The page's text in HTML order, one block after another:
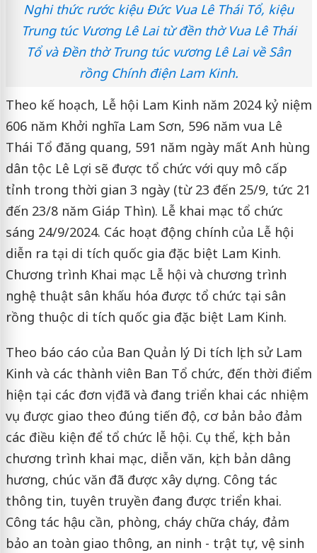
Nghi thức rước kiệu Đức Vua Lê Thái Tổ, kiệu
Trung túc Vương Lê Lai từ đền thờ Vua Lê Thái
Tổ và Đền thờ Trung túc vương Lê Lai về Sân
rồng Chính điện Lam Kinh.
Theo kế hoạch, Lễ hội Lam Kinh năm 2024 kỷ niệm
606 năm Khởi nghĩa Lam Sơn, 596 năm vua Lê
Thái Tổ đăng quang, 591 năm ngày mất Anh hùng
dân tộc Lê Lợi sẽ được tổ chức với quy mô cấp
tỉnh trong thời gian 3 ngày (từ 23 đến 25/9, tức 21
đến 23/8 năm Giáp Thìn). Lễ khai mạc tổ chức
sáng 24/9/2024. Các hoạt động chính của Lễ hội
diễn ra tại di tích quốc gia đặc biệt Lam Kinh.
Chương trình Khai mạc Lễ hội và chương trình
nghệ thuật sân khấu hóa được tổ chức tại sân
rồng thuộc di tích quốc gia đặc biệt Lam Kinh.
Theo báo cáo của Ban Quản lý Di tích lịch sử Lam
Kinh và các thành viên Ban Tổ chức, đến thời điểm
hiện tại các đơn vị đã và đang triển khai các nhiệm
vụ được giao theo đúng tiến độ, cơ bản bảo đảm
các điều kiện để tổ chức lễ hội. Cụ thể, kịch bản
chương trình khai mạc, diễn văn, kịch bản dâng
hương, chúc văn đã được xây dựng. Công tác
thông tin, tuyên truyền đang được triển khai.
Công tác hậu cần, phòng, cháy chữa cháy, đảm
bảo an toàn giao thông, an ninh - trật tự, vệ sinh